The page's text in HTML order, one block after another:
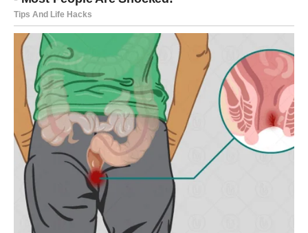
posebnu pažnju jer:
prekratko natopljen keks može ostati suv i tvrd
predugo natopljen keks se raspada i gubi strukturu.
Savršena merajeste da svaki komad keksa kratko
uronite u mleko (1-2 sekunde) i odmah ga složite u
pripremljeni
pravougaoni ili kvadratni lim srednje
veličine
. Trebalo bi da pokrije celu površinu dna, bez
preklapanja. Po potrebi, kekse možete lomiti kako biste
popunili praznine uz ivice.